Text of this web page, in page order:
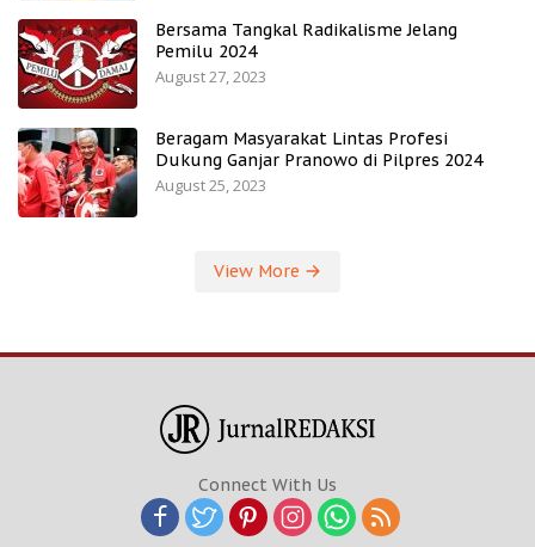
Bersama Tangkal Radikalisme Jelang
Pemilu 2024
August 27, 2023
Beragam Masyarakat Lintas Profesi
Dukung Ganjar Pranowo di Pilpres 2024
August 25, 2023
View More
Connect With Us